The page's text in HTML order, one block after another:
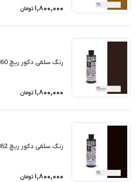
1,800,000 تومان
رنگ سلفی دکور ریچ 860
1,800,000 تومان
رنگ سلفی دکور ریچ 862
1,800,000 تومان